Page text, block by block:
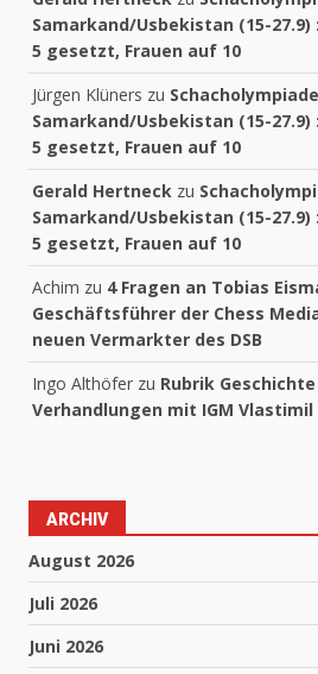
Samarkand/Usbekistan (15-
5 gesetzt, Frauen auf 10
Jürgen Klüners zu
Samarkand/Usbekistan (15-
5 gesetzt, Frauen auf 10
Gerald Hertneck zu
Samarkand/Usbekistan (15-
5 gesetzt, Frauen auf 10
Achim zu 4 Fragen an Tobias
Geschäftsführer der Chess
neuen Vermarkter des DSB
Ingo Althöfer zu Rubrik Geschichte
Verhandlungen mit IGM Vlastimil
ARCHIV
August 2026
Juli 2026
Juni 2026